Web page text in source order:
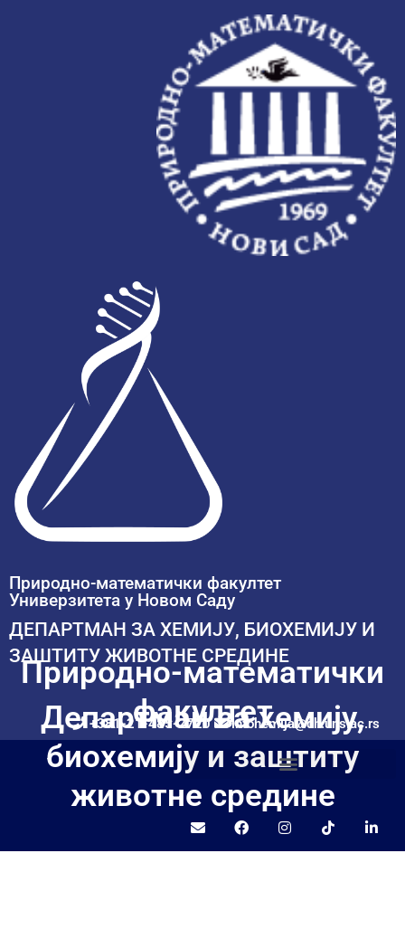
Природно-математички факултет
Универзитета у Новом Саду
ДЕПАРТМАН ЗА ХЕМИЈУ, БИОХЕМИЈУ И
ЗАШТИТУ ЖИВОТНЕ СРЕДИНЕ
+381-21-485-2720 infohemija@dh.uns.ac.rs
Природно-математички
факултет
Департман за хемију,
биохемију и заштиту
животне средине